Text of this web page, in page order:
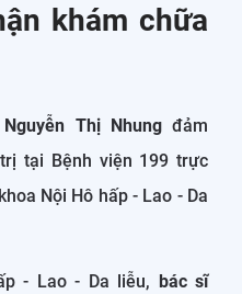
khám chữa
Thị Nhungđảm
tại Bệnh viện 199 trực
Nội Hô hấp - Lao - Da
- Lao - Da liễu,
bác sĩ